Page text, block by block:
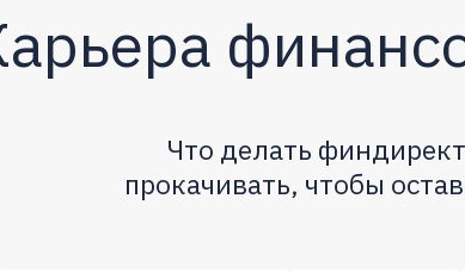
Что делать
прокачивать, чтобы